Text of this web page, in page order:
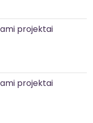
projektai
projektai